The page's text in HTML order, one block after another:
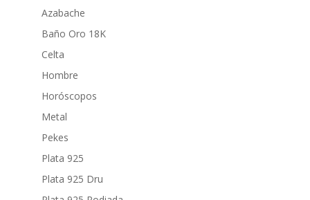
Azabache
Baño Oro 18K
Celta
Hombre
Horóscopos
Metal
Pekes
Plata 925
Plata 925 Dru